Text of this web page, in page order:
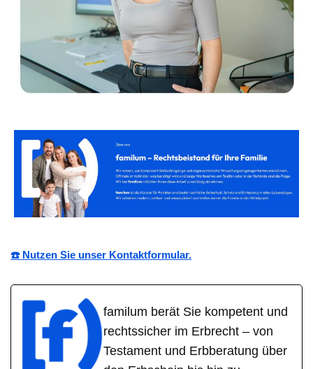
☎️ Nutzen Sie unser Kontaktformular.
familum berät Sie kompetent und
rechtssicher im Erbrecht – von
Testament und Erbberatung über